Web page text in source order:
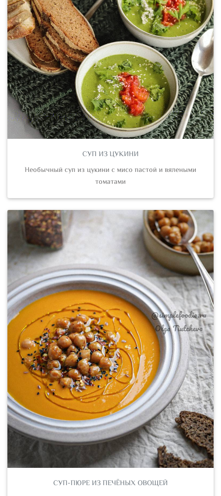
СУП ИЗ ЦУКИНИ
Необычный суп из цукини с мисо пастой и вялеными
томатами
СУП-ПЮРЕ ИЗ ПЕЧЁНЫХ ОВОЩЕЙ